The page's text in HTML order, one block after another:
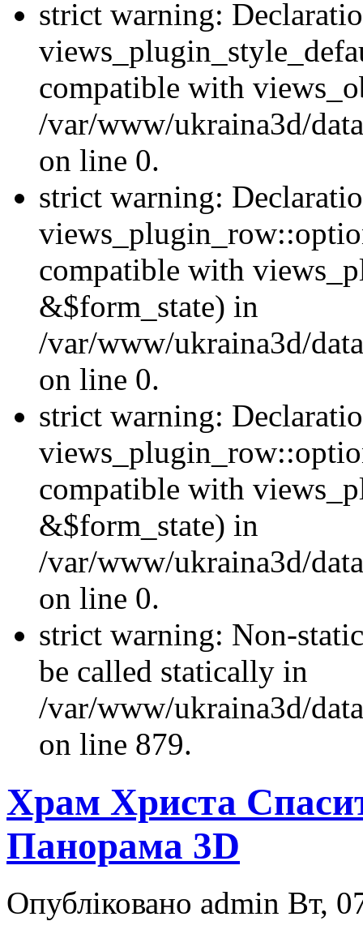
strict warning:
compatible with
/var/www/ukraina3d/
on line 0.
strict warning:
compatible with
&$form_state) in
/var/www/ukraina3d/
on line 0.
strict warning:
compatible with
&$form_state) in
/var/www/ukraina3d/
on line 0.
strict warning: Non-
be called statically in
/var/www/ukraina3d/
on line 879.
Храм Христа
Панорама 3D
Опубліковано admin Вт,